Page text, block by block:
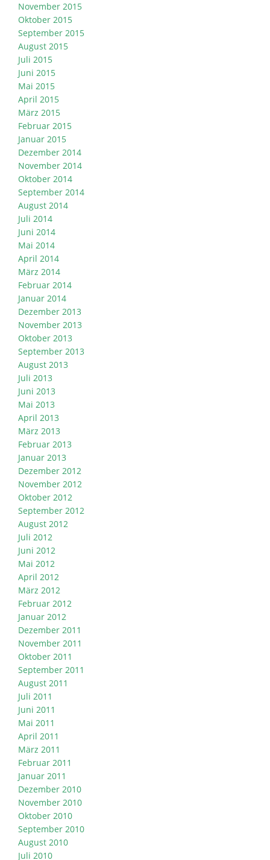
November 2015
Oktober 2015
September 2015
August 2015
Juli 2015
Juni 2015
Mai 2015
April 2015
März 2015
Februar 2015
Januar 2015
Dezember 2014
November 2014
Oktober 2014
September 2014
August 2014
Juli 2014
Juni 2014
Mai 2014
April 2014
März 2014
Februar 2014
Januar 2014
Dezember 2013
November 2013
Oktober 2013
September 2013
August 2013
Juli 2013
Juni 2013
Mai 2013
April 2013
März 2013
Februar 2013
Januar 2013
Dezember 2012
November 2012
Oktober 2012
September 2012
August 2012
Juli 2012
Juni 2012
Mai 2012
April 2012
März 2012
Februar 2012
Januar 2012
Dezember 2011
November 2011
Oktober 2011
September 2011
August 2011
Juli 2011
Juni 2011
Mai 2011
April 2011
März 2011
Februar 2011
Januar 2011
Dezember 2010
November 2010
Oktober 2010
September 2010
August 2010
Juli 2010